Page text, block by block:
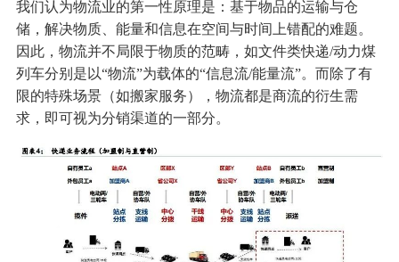
我们认为物流业的第一性原理是：基于物品的运输与仓
储，解决物质、能量和信息在空间与时间上错配的难题。
因此，物流并不局限于物质的范畴，如文件类快递/动力煤
列车分别是以“物流”为载体的“信息流/能量流”。而除了有
限的特殊场景（如搬家服务），物流都是商流的衍生需
求，即可视为分销渠道的一部分。